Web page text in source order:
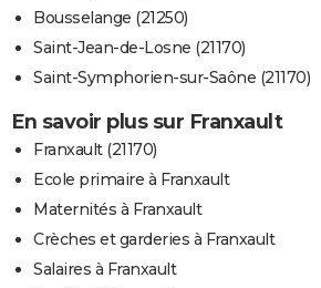
Bousselange (21250)
Saint-Jean-de-Losne (21170)
Saint-Symphorien-sur-Saône (21170)
En savoir plus sur Franxault
Franxault (21170)
Ecole primaire à Franxault
Maternités à Franxault
Crèches et garderies à Franxault
Salaires à Franxault